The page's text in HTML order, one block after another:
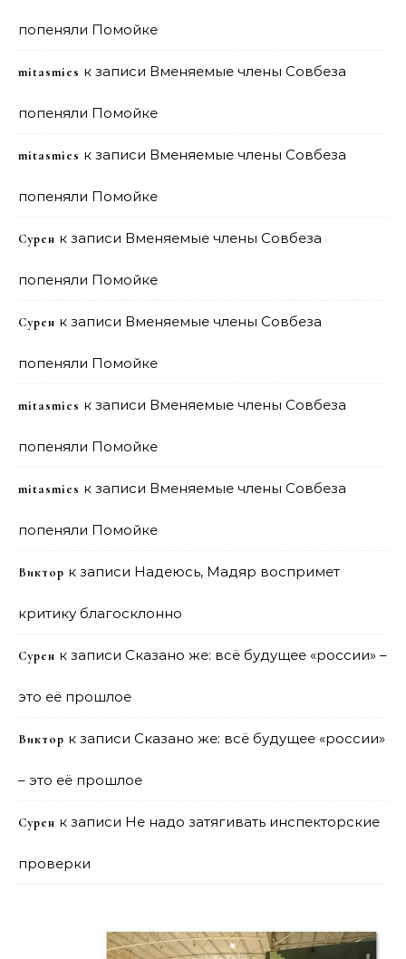
попеняли Помойке
mitasmies к записи Вменяемые члены Совбеза
попеняли Помойке
mitasmies к записи Вменяемые члены Совбеза
попеняли Помойке
Сурен к записи Вменяемые члены Совбеза
попеняли Помойке
Сурен к записи Вменяемые члены Совбеза
попеняли Помойке
mitasmies к записи Вменяемые члены Совбеза
попеняли Помойке
mitasmies к записи Вменяемые члены Совбеза
попеняли Помойке
Виктор к записи Надеюсь, Мадяр воспримет
критику благосклонно
Сурен к записи Сказано же: всё будущее «россии» –
это её прошлое
Виктор к записи Сказано же: всё будущее «россии»
– это её прошлое
Сурен к записи Не надо затягивать инспекторские
проверки